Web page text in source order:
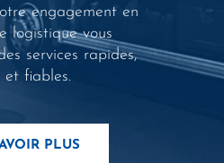
engagement en
logistique vous
services rapides,
et fiables.
PLUS